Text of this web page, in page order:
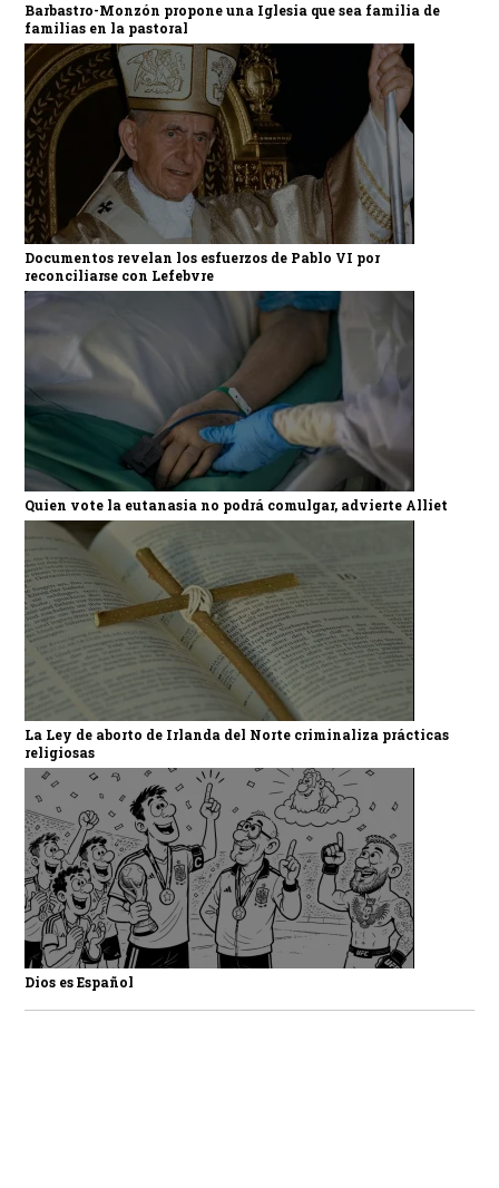
Barbastro-Monzón propone una Iglesia que sea familia de
familias en la pastoral
Documentos revelan los esfuerzos de Pablo VI por
reconciliarse con Lefebvre
Quien vote la eutanasia no podrá comulgar, advierte Alliet
La Ley de aborto de Irlanda del Norte criminaliza prácticas
religiosas
Dios es Español